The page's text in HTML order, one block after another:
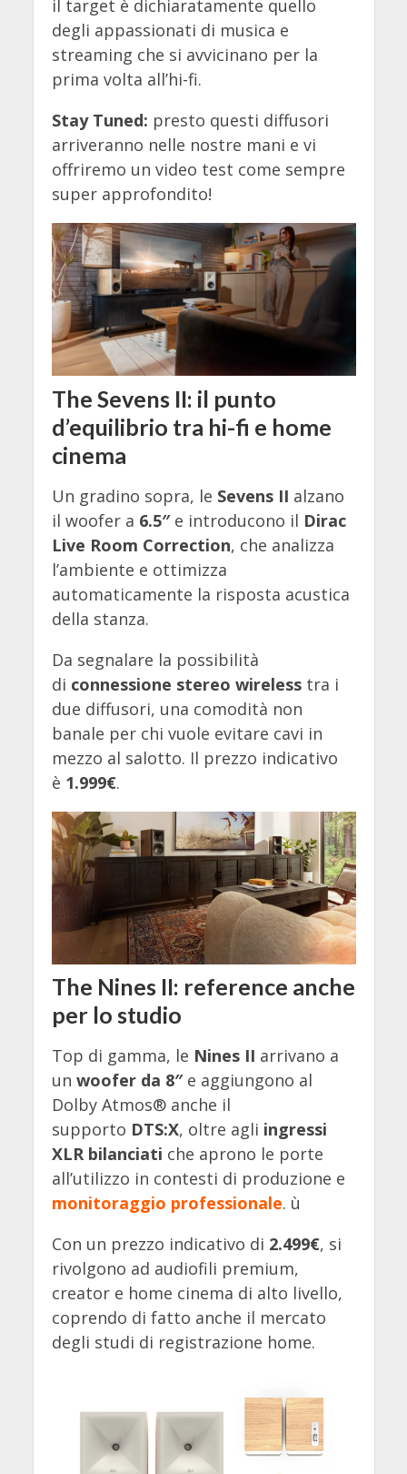
il target è dichiaratamente quello
degli appassionati di musica e
streaming che si avvicinano per la
prima volta all’hi-fi.
Stay Tuned: presto questi diffusori
arriveranno nelle nostre mani e vi
offriremo un video test come sempre
super approfondito!
The Sevens II: il punto
d’equilibrio tra hi-fi e home
cinema
Un gradino sopra, le Sevens II alzano
il woofer a 6.5″e introducono il Dirac
Live Room Correction, che analizza
l’ambiente e ottimizza
automaticamente la risposta acustica
della stanza.
Da segnalare la possibilità
di connessione stereo wirelesstra i
due diffusori, una comodità non
banale per chi vuole evitare cavi in
mezzo al salotto. Il prezzo indicativo
è 1.999€.
The Nines II: reference anche
per lo studio
Top di gamma, le Nines II arrivano a
un woofer da 8″e aggiungono al
Dolby Atmos® anche il
supporto DTS:X, oltre agli ingressi
XLR bilanciati che aprono le porte
all’utilizzo in contesti di produzione e
monitoraggio professionale. ù
Con un prezzo indicativo di 2.499€, si
rivolgono ad audiofili premium,
creator e home cinema di alto livello,
coprendo di fatto anche il mercato
degli studi di registrazione home.